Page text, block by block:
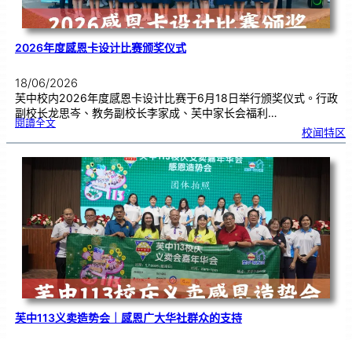
2026年度感恩卡设计比赛颁奖仪式
18/06/2026
芙中校内2026年度感恩卡设计比赛于6月18日举行颁奖仪式。行政
副校长龙思岑、教务副校长李家成、芙中家长会福利…
閱讀全文:2
6
度
感
卡
仪
式
校闻特区
芙中113义卖造势会｜感恩广大华社群众的支持